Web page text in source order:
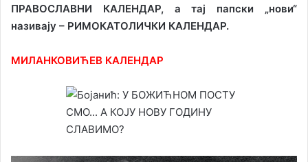
ПРАВОСЛАВНИ КАЛЕНДАР, а тај папски „нови“
називају – РИМОКАТОЛИЧКИ КАЛЕНДАР.
МИЛАНКОВИЋЕВ КАЛЕНДАР